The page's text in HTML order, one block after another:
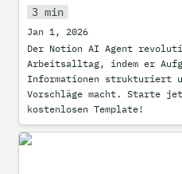
3 min
Jan 1, 2026
Der Notion AI Agent
Arbeitsalltag, indem er
Informationen strukturiert
Vorschläge macht. Starte
kostenlosen Template!
Was beim Entfernen